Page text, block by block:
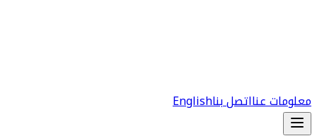
معلومات عنااتصل بناEnglish